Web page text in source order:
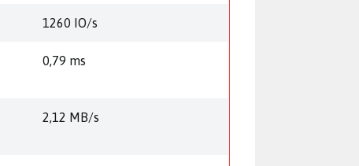
1260 IO/s
0,79 ms
2,12 MB/s